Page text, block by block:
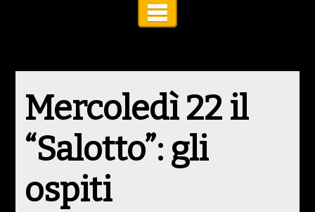
Mercoledì 22 il
“Salotto”: gli
ospiti